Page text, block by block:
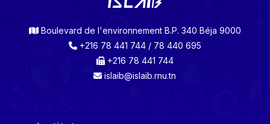
Boulevard de l'environnement B.P. 340 Béja 9000
+216 78 441 744 / 78 440 695
+216 78 441 744
islaib@islaib.rnu.tn